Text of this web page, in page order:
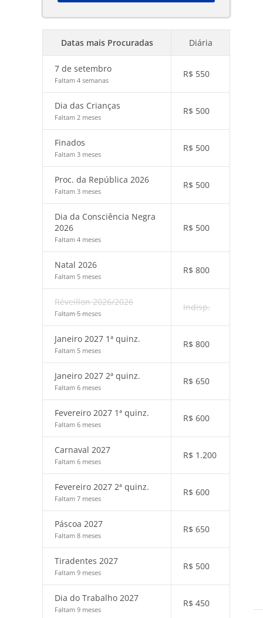
Datas mais Procuradas Diária
7 de setembro
Faltam 4 semanas
R$ 550
Dia das Crianças
Faltam 2 meses
R$ 500
Finados
Faltam 3 meses
R$ 500
Proc. da República 2026
Faltam 3 meses
R$ 500
Dia da Consciência Negra
2026
Faltam 4 meses
R$ 500
Natal 2026
Faltam 5 meses
R$ 800
Réveillon 2026/2026
Faltam 5 meses
Indisp.
Janeiro 2027 1ª quinz.
Faltam 5 meses
R$ 800
Janeiro 2027 2ª quinz.
Faltam 6 meses
R$ 650
Fevereiro 2027 1ª quinz.
Faltam 6 meses
R$ 600
Carnaval 2027
Faltam 6 meses
R$ 1.200
Fevereiro 2027 2ª quinz.
Faltam 7 meses
R$ 600
Páscoa 2027
Faltam 8 meses
R$ 650
Tiradentes 2027
Faltam 9 meses
R$ 500
Dia do Trabalho 2027
Faltam 9 meses
R$ 450